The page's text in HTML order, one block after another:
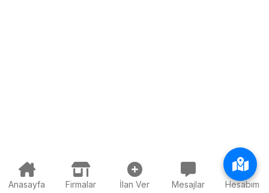
Anasayfa Firmalar İlan Ver Mesajlar Hesabım